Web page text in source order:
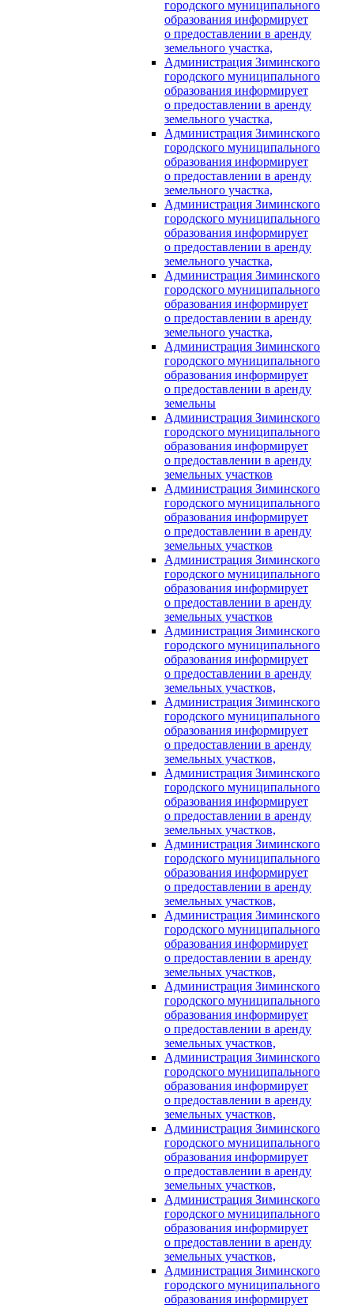
городского муниципального
образования информирует
о предоставлении в аренду
земельного участка,
Администрация Зиминского
городского муниципального
образования информирует
о предоставлении в аренду
земельного участка,
Администрация Зиминского
городского муниципального
образования информирует
о предоставлении в аренду
земельного участка,
Администрация Зиминского
городского муниципального
образования информирует
о предоставлении в аренду
земельного участка,
Администрация Зиминского
городского муниципального
образования информирует
о предоставлении в аренду
земельного участка,
Администрация Зиминского
городского муниципального
образования информирует
о предоставлении в аренду
земельны
Администрация Зиминского
городского муниципального
образования информирует
о предоставлении в аренду
земельных участков
Администрация Зиминского
городского муниципального
образования информирует
о предоставлении в аренду
земельных участков
Администрация Зиминского
городского муниципального
образования информирует
о предоставлении в аренду
земельных участков
Администрация Зиминского
городского муниципального
образования информирует
о предоставлении в аренду
земельных участков,
Администрация Зиминского
городского муниципального
образования информирует
о предоставлении в аренду
земельных участков,
Администрация Зиминского
городского муниципального
образования информирует
о предоставлении в аренду
земельных участков,
Администрация Зиминского
городского муниципального
образования информирует
о предоставлении в аренду
земельных участков,
Администрация Зиминского
городского муниципального
образования информирует
о предоставлении в аренду
земельных участков,
Администрация Зиминского
городского муниципального
образования информирует
о предоставлении в аренду
земельных участков,
Администрация Зиминского
городского муниципального
образования информирует
о предоставлении в аренду
земельных участков,
Администрация Зиминского
городского муниципального
образования информирует
о предоставлении в аренду
земельных участков,
Администрация Зиминского
городского муниципального
образования информирует
о предоставлении в аренду
земельных участков,
Администрация Зиминского
городского муниципального
образования информирует